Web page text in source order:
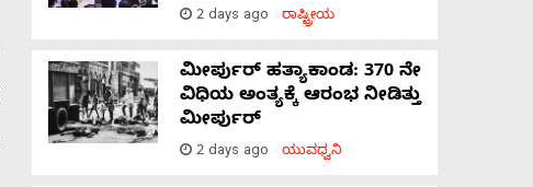
2 days ago ರಾಷ್ಟ್ರೀಯ
ಮೀರ್ಪುರ್ ಹತ್ಯಾಕಾಂಡ: 370 ನೇ
ವಿಧಿಯ ಅಂತ್ಯಕ್ಕೆ ಆರಂಭ ನೀಡಿತ್ತು
ಮೀರ್ಪುರ್
2 days ago ಯುವಧ್ವನಿ